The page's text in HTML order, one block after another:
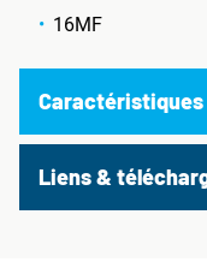
16MF
Caractéristiques
Liens &